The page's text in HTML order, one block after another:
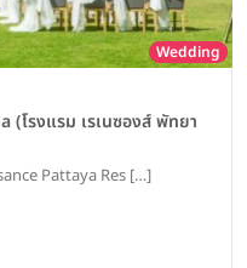
Wedding
โรงแรม เรเนซองส์ พัทยา
Pattaya Res […]